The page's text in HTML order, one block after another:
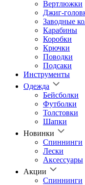
Вертлюжки
Джиг-
Заводные
Карабины
Коробки
Крючки
Поводки
Подсаки
Инструменты
Одежда
Бейсболки
Футболки
Толстовки
Шапки
Новинки
Спиннинги
Лески
Аксессуары
Акции
Спиннинги